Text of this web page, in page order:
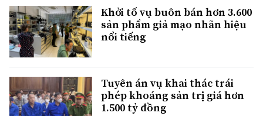
Khởi tố vụ buôn bán hơn 3.600
sản phẩm giả mạo nhãn hiệu
nổi tiếng
Tuyên án vụ khai thác trái
phép khoáng sản trị giá hơn
1.500 tỷ đồng